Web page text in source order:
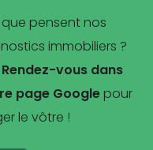
pensent nos
immobiliers ?
Rendez-vous dans
page Googlepour
le vôtre !